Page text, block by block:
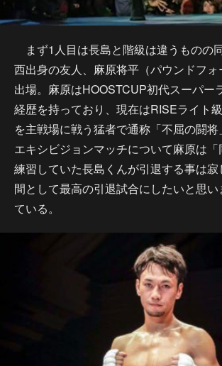
まず1人目は長島と階級は違うものの
西出身の友人、麻原将平（パウンドフ
出場。麻原はHOOSTCUP初代スーパー
経歴を持っており、現在はRISEライト
を主戦場に戦う猛者で通称「不屈の闘
エキシビジョンマッチについて麻原は
練習していた長島くんが引退する事は
間として最高の引退試合にしたいと思
ている。